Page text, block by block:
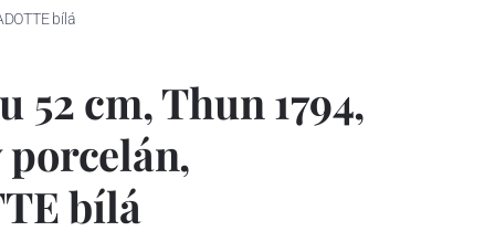
bílá
52 cm, Thun 1794,
bílá